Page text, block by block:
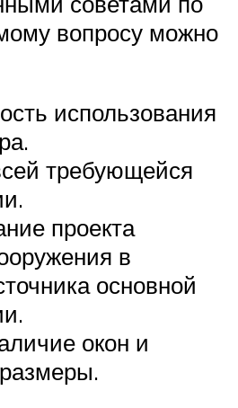
вопросу можно
использования
требующейся
проекта
в
основной
окон и